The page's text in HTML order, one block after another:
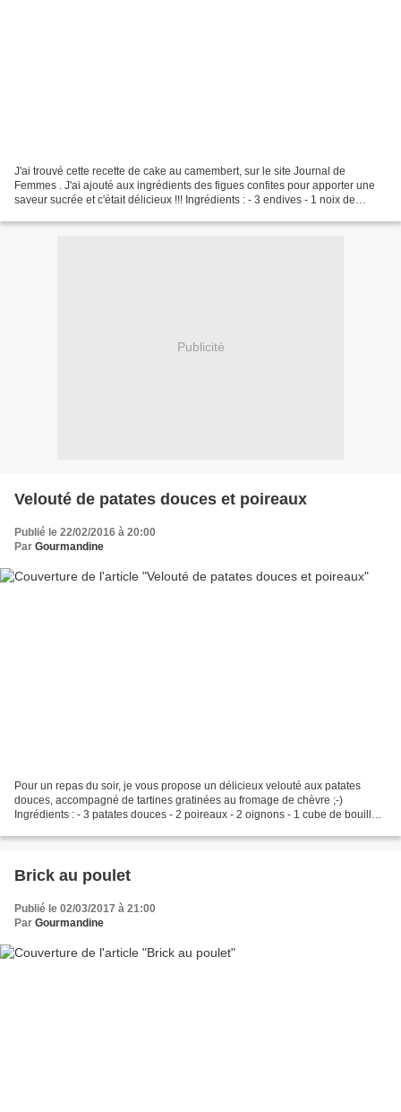
J'ai trouvé cette recette de cake au camembert, sur le site Journal de
Femmes . J'ai ajouté aux ingrédients des figues confites pour apporter une
saveur sucrée et c'était délicieux !!! Ingrédients : - 3 endives - 1 noix de
Publicité
Velouté de patates douces et poireaux
Publié le 22/02/2016 à 20:00
Par Gourmandine
Pour un repas du soir, je vous propose un délicieux velouté aux patates
douces, accompagné de tartines gratinées au fromage de chèvre ;-)
Ingrédients : - 3 patates douces - 2 poireaux - 2 oignons - 1 cube de bouillon
Brick au poulet
Publié le 02/03/2017 à 21:00
Par Gourmandine